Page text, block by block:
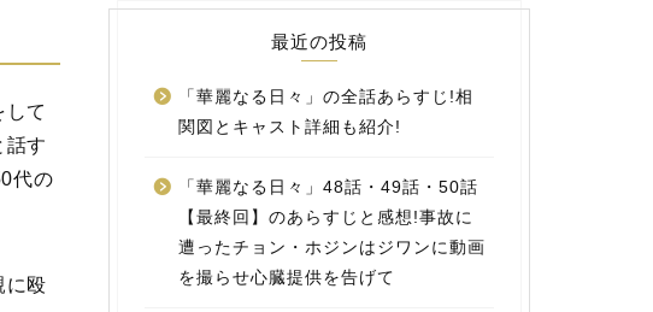
て
話す
代の
に殴
最近の投稿
「華麗なる日々」の全話あらすじ!相
関図とキャスト詳細も紹介!
「華麗なる日々」48話・49話・50話
【最終回】のあらすじと感想!事故に
遭ったチョン・ホジンはジワンに動画
を撮らせ心臓提供を告げて